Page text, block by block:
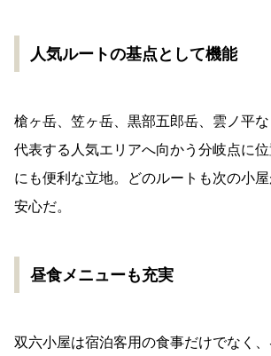
人気ルートの基点として機能
槍ヶ岳、笠ヶ岳、黒部五郎岳、雲ノ平
代表する人気エリアへ向かう分岐点に位
にも便利な立地。どのルートも次の小
安心だ。
昼食メニューも充実
双六小屋は宿泊客用の食事だけでなく